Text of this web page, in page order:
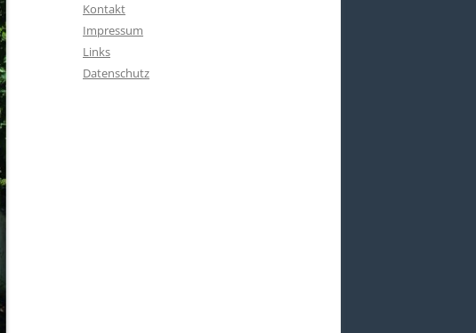
Kontakt
Impressum
Links
Datenschutz